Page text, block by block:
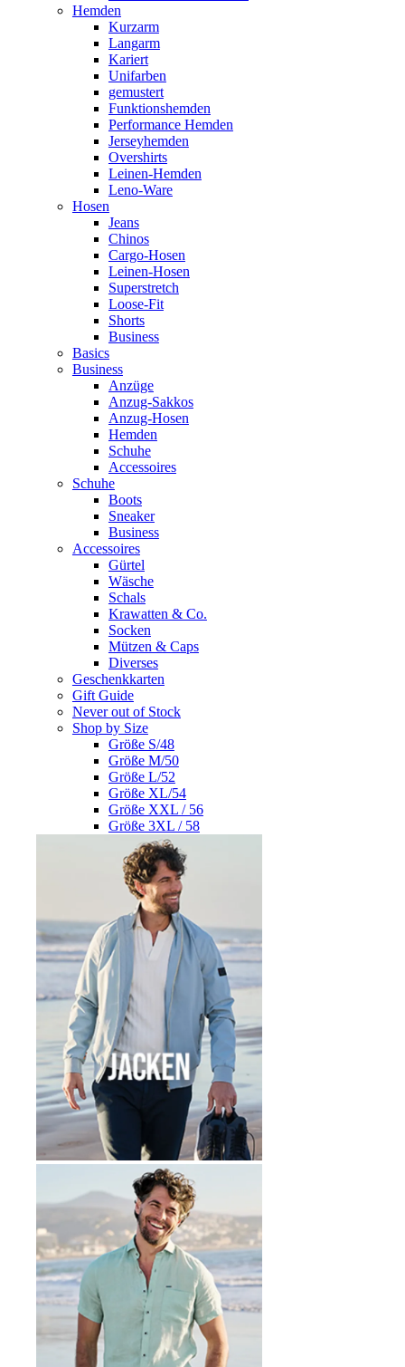
Hemden
Kurzarm
Langarm
Kariert
Unifarben
gemustert
Funktionshemden
Performance Hemden
Jerseyhemden
Overshirts
Leinen-Hemden
Leno-Ware
Hosen
Jeans
Chinos
Cargo-Hosen
Leinen-Hosen
Superstretch
Loose-Fit
Shorts
Business
Basics
Business
Anzüge
Anzug-Sakkos
Anzug-Hosen
Hemden
Schuhe
Accessoires
Schuhe
Boots
Sneaker
Business
Accessoires
Gürtel
Wäsche
Schals
Krawatten & Co.
Socken
Mützen & Caps
Diverses
Geschenkkarten
Gift Guide
Never out of Stock
Shop by Size
Größe S/48
Größe M/50
Größe L/52
Größe XL/54
Größe XXL / 56
Größe 3XL / 58